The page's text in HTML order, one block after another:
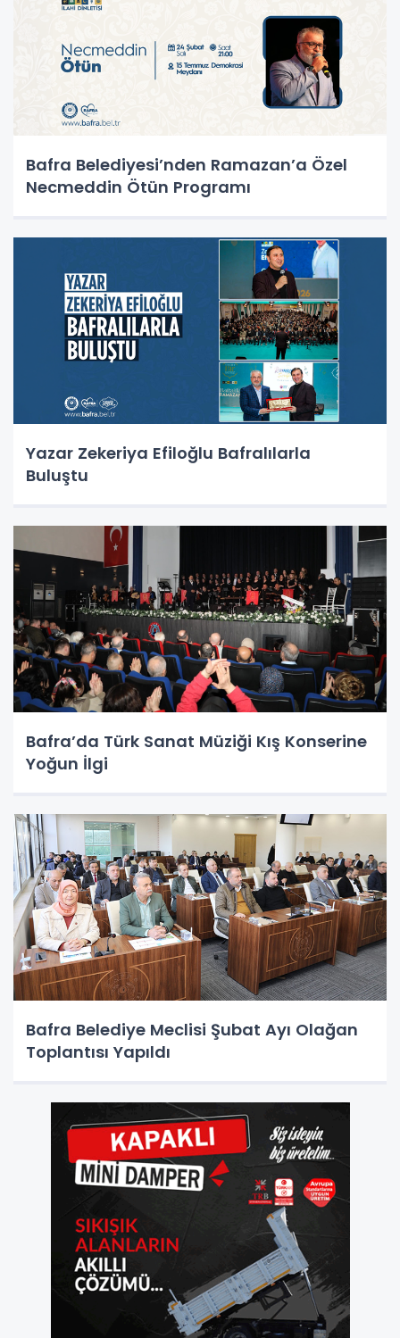
Bafra Belediyesi’nden Ramazan’a Özel
Necmeddin Ötün Programı
Yazar Zekeriya Efiloğlu Bafralılarla
Buluştu
Bafra’da Türk Sanat Müziği Kış Konserine
Yoğun İlgi
Bafra Belediye Meclisi Şubat Ayı Olağan
Toplantısı Yapıldı